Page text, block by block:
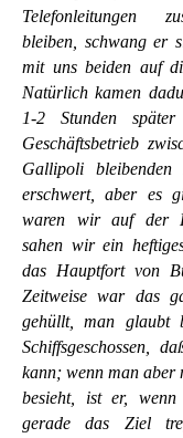
Telefonleitungen
bleiben, schwang er
mit uns beiden auf
Natürlich kamen
1-2 Stunden
Geschäftsbetrieb
Gallipoli
erschwert, aber es
waren wir auf der
sahen wir ein
das Hauptfort von
Zeitweise war das
gehüllt, man glaubt
Schiffsgeschossen,
kann; wenn man aber
besieht, ist er,
gerade das Ziel